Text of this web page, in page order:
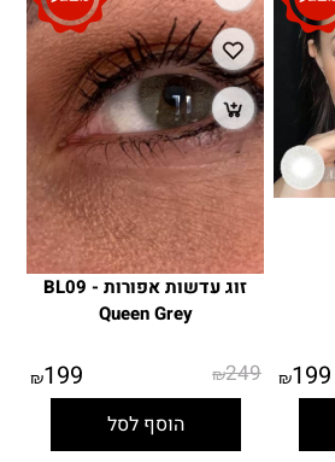
₪199
זוג עדשות אפורות - BL09
Queen Grey
₪249
₪199
הוסף לסל